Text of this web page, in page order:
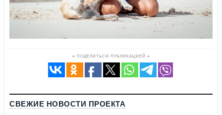
≡ ПОДЕЛИТЬСЯ ПУБЛИКАЦИЕЙ ≡
СВЕЖИЕ НОВОСТИ ПРОЕКТА